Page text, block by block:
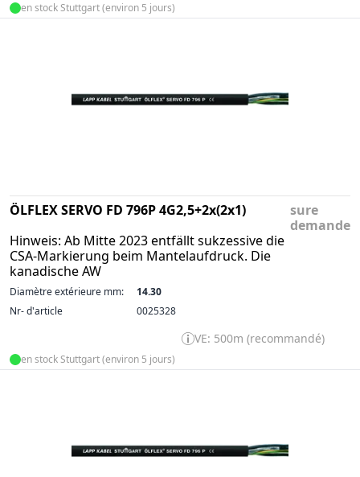
en stock Stuttgart (environ 5 jours)
ÖLFLEX SERVO FD 796P 4G2,5+2x(2x1)
Hinweis: Ab Mitte 2023 entfällt sukzessive die
CSA-Markierung beim Mantelaufdruck. Die
kanadische AW
sure
demande
Diamètre extérieure mm:
14.30
Nr- d'article
0025328
VE: 500m (recommandé)
en stock Stuttgart (environ 5 jours)